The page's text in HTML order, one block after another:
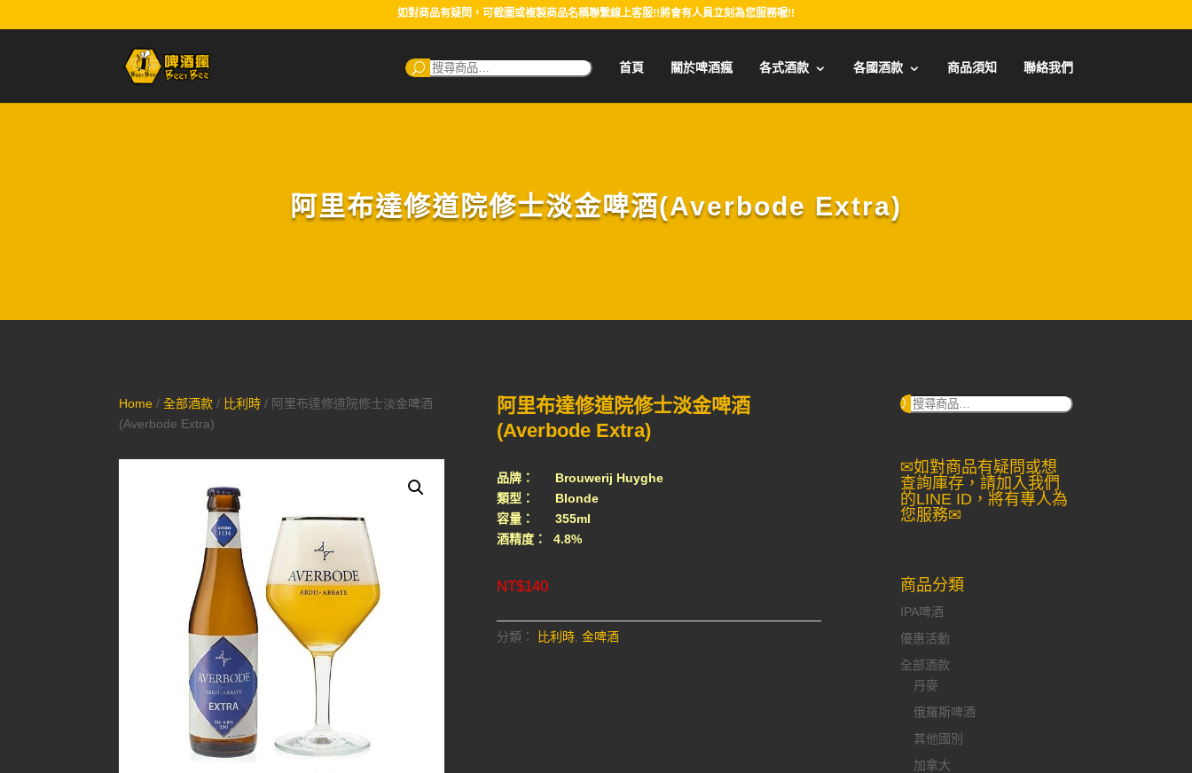
如對商品有疑問，可截圖或複製商品名稱聯繫線上客服!!將會有人員立刻為您服務喔!!
搜
尋：
首頁 關於啤酒瘋 各式酒款 各國酒款 商品須知 聯絡我們
阿里布達修道院修士淡金啤酒(Averbode Extra)
Home /全部酒款 / 比利時 / 阿里布達修道院修士淡金啤酒
(Averbode Extra)
阿里布達修道院修士淡金啤酒
(Averbode Extra)
品牌： Brouwerij Huyghe
類型： Blonde
容量： 355ml
酒精度： 4.8%
NT$140
分類： 比利時, 金啤酒
搜
✉如對商品有疑問或想
查詢庫存，請加入我們
的LINE ID，將有專人為
您服務✉
商品分類
IPA啤酒
優惠活動
全部酒款
丹麥
俄羅斯啤酒
其他國別
加拿大